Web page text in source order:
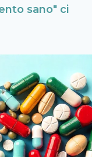
sano" ci